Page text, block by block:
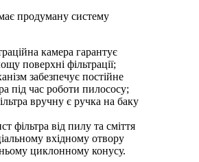
продуману систему
камера гарантує
поверхні фільтрації;
забезпечує постійне
під час роботи пилососу;
вручну є ручка на баку
фільтра від пилу та сміття
вхідному отвору
циклонному конусу.